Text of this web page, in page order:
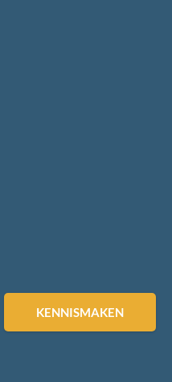
KENNISMAKEN